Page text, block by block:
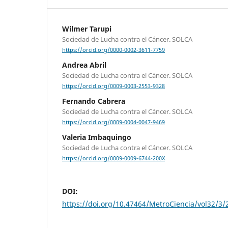
Wilmer Tarupi
Sociedad de Lucha contra el Cáncer. SOLCA
https://orcid.org/0000-0002-3611-7759
Andrea Abril
Sociedad de Lucha contra el Cáncer. SOLCA
https://orcid.org/0009-0003-2553-9328
Fernando Cabrera
Sociedad de Lucha contra el Cáncer. SOLCA
https://orcid.org/0009-0004-0047-9469
Valeria Imbaquingo
Sociedad de Lucha contra el Cáncer. SOLCA
https://orcid.org/0009-0009-6744-200X
DOI:
https://doi.org/10.47464/MetroCiencia/vol32/3/